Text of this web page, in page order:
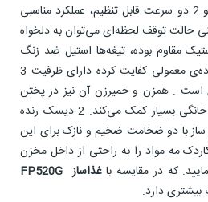
این مدل با توان 1000 وات و 2 دو سرعت قابل تنظیم، عملکرد مناسبی
حالت توقف لحظه‌ای می‌توان به دلخواه
مقاوم بوده، تیغه‌ها استیل ضد زنگ
هستند و خرد کن برای استفاده‌ی معمولی کفایت کرده دارای ظرفیت 3
مخلوط کن 1 لیتری است . همزن و خمیرزن آن نیز در پختن
کیک، شیرینی‌پزی و تهیه نان خانگی بسیار کمک می‌کند. 2 دیسک رنده
با دو ضخامت ضخیم و نازک برای این
مه مواد را به راحتی از داخل مخزن
که در مقایسه با
غذاساز FP520G
بیشتری دارد.